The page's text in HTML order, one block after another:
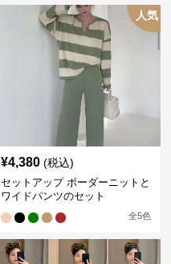
人気
¥4,380 (税込)
セットアップ ボーダーニットと
ワイドパンツのセット
全5色